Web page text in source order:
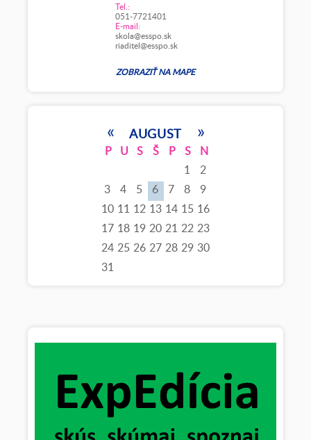
Tel.:
051-7721401
E-mail:
skola@esspo.sk
riaditel@esspo.sk
ZOBRAZIŤ NA MAPE
AUGUST
« »
P U S Š P S
N
1
2
3
4 5 6 7 8
9
10 11 12 13 14 15 16
17 18 19 20 21 22 23
24 25 26 27 28 29 30
31